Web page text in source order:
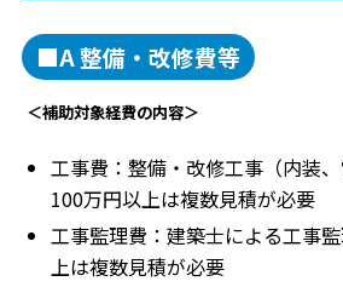
■A 整備・改修費等
＜補助対象経費の内容＞
工事費：整備・改修工事（内装、
100万円以上は複数見積が必要
工事監理費：建築士による工事
上は複数見積が必要